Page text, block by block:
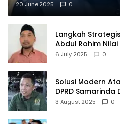
20 June 2025 0
Langkah
Abdul Rohim
Pusat Logistik
6 July 2025 0
Solusi Modern
DPRD Samarinda
PLTSA
3 August 2025 0